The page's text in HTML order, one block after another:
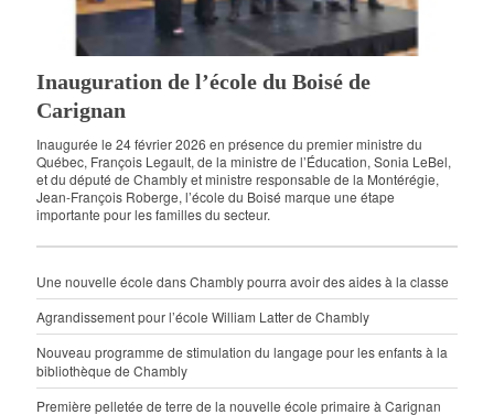
Inauguration de l’école du Boisé de
Carignan
Inaugurée le 24 février 2026 en présence du premier ministre du
Québec, François Legault, de la ministre de l’Éducation, Sonia LeBel,
et du député de Chambly et ministre responsable de la Montérégie,
Jean-François Roberge, l’école du Boisé marque une étape
importante pour les familles du secteur.
Une nouvelle école dans Chambly pourra avoir des aides à la classe
Agrandissement pour l’école William Latter de Chambly
Nouveau programme de stimulation du langage pour les enfants à la
bibliothèque de Chambly
Première pelletée de terre de la nouvelle école primaire à Carignan